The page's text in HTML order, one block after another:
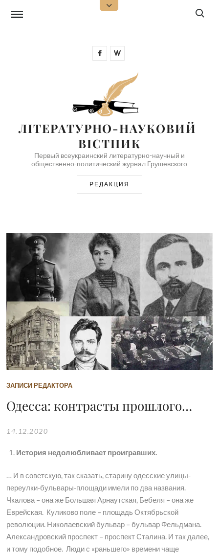
Открыть
Поиск:
FacebookWikipedia
ЛІТЕРАТУРНО-НАУКОВИЙ
ВІСТНИК
Первый всеукраинский литературно-научный и
общественно-политический журнал Грушевского
РЕДАКЦИЯ
ЗАПИСИ РЕДАКТОРА
Одесса: контрасты прошлого…
14.12.2020
История недолюбливает проигравших.
… И в советскую, так сказать, старину одесские улицы-
переулки-бульвары-площади имели по два названия.
Чкалова – она же Большая Арнаутская, Бебеля – она же
Еврейская. Куликово поле – площадь Октябрьской
революции. Николаевский бульвар – бульвар Фельдмана.
Александровский проспект – проспект Сталина. И так далее,
и тому подобное. Люди с «раньшего» времени чаще